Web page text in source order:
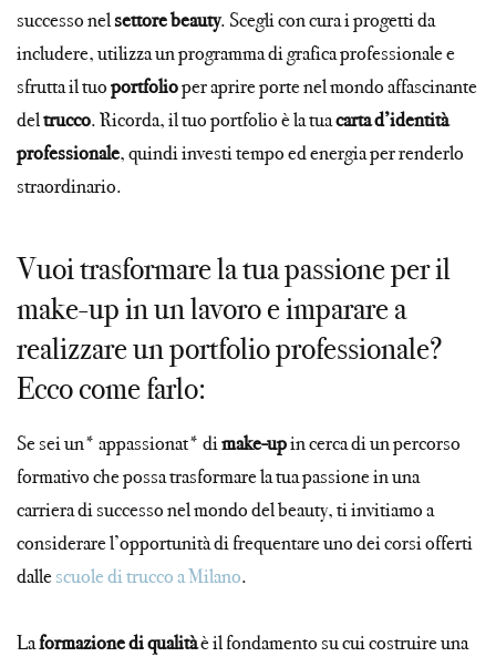
successo nelsettore beauty. Scegli con cura i progetti da
includere, utilizza un programma di grafica professionale e
sfrutta il tuoportfolioper aprire porte nel mondo affascinante
deltrucco. Ricorda, il tuo portfolio è la tuacarta d’identità
professionale, quindi investi tempo ed energia per renderlo
straordinario.
Vuoi trasformare la tua passione per il
make-up in un lavoro e imparare a
realizzare un portfolio professionale?
Ecco come farlo:
Se sei un* appassionat* dimake-upin cerca di un percorso
formativo che possa trasformare la tua passione in una
carriera di successo nel mondo del beauty, ti invitiamo a
considerare l’opportunità di frequentare uno dei corsi offerti
dallescuole di trucco a Milano.
Laformazione di qualitàè il fondamento su cui costruire una